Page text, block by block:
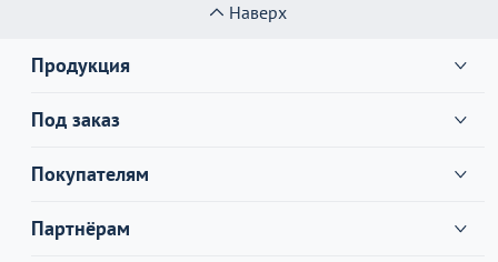
Наверх
Продукция
Под заказ
Покупателям
Партнёрам